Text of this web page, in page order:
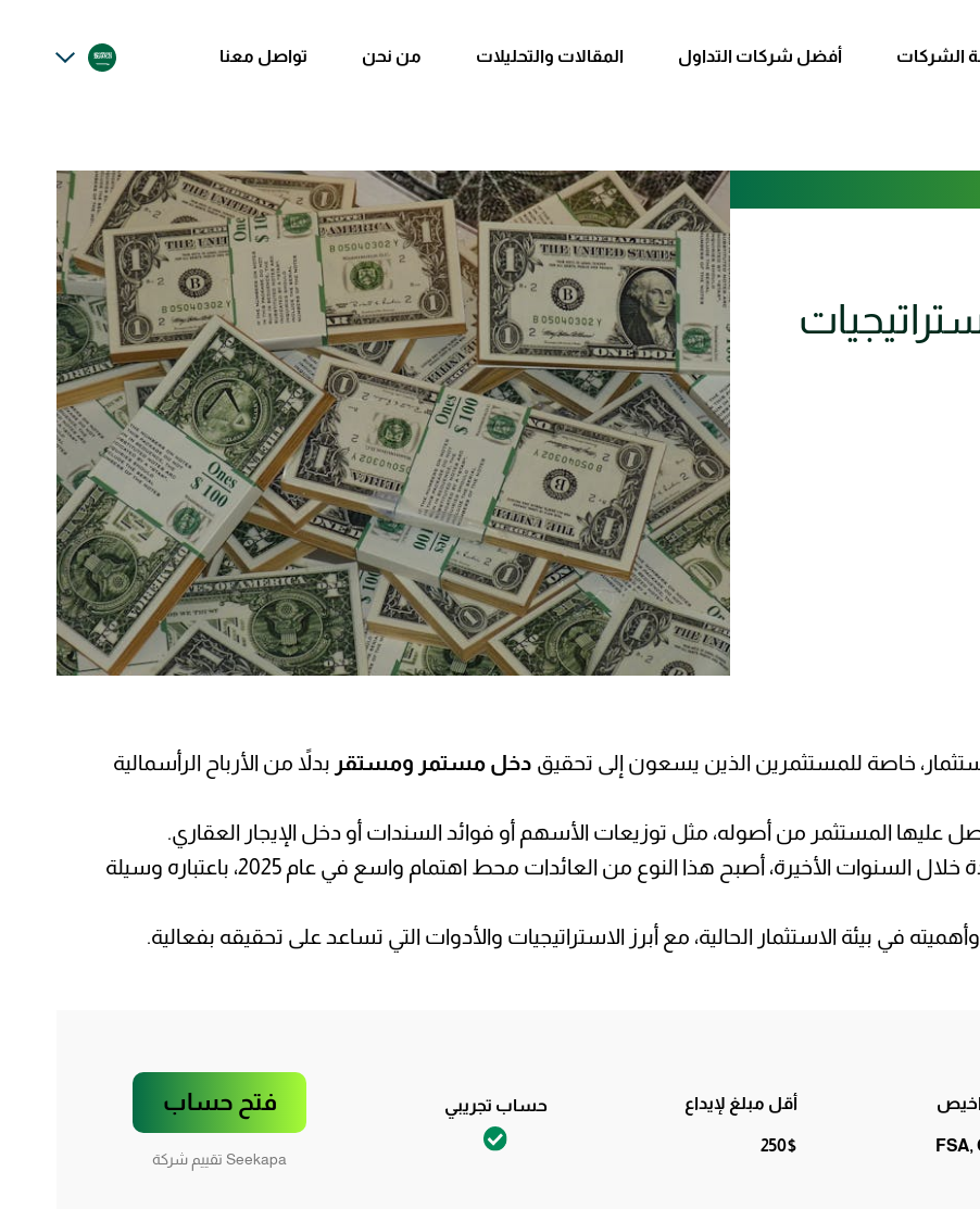
الشركات أفضل شركات التداول المقالات والتحليلات من نحن تواصل معنا
خاصة للمستثمرين الذين يسعون إلى تحقيق دخل مستمر ومستقر بدلاً من الأرباح الرأسمالية
عليها المستثمر من أصوله، مثل توزيعات الأسهم أو فوائد السندات أو دخل الإيجار العقاري.
وفي ظل التقلّبات الاقتصادية وارتفاع أسعار الفائدة خلال السنوات الأخيرة، أصبح هذا النوع من العائدات محط اهتمام واسع في عام 2025، باعتباره وسيلة
في بيئة الاستثمار الحالية، مع أبرز الاستراتيجيات والأدوات التي تساعد على تحقيقه بفعالية.
FSA,
أقل مبلغ لإيداع
250$
حساب تجريبي فتح حساب
Seekapa تقييم شركة